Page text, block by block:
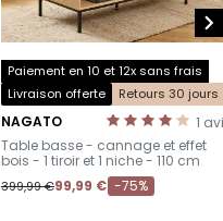
Paiement en 10 et 12x sans frais
Livraison offerte
Retours 30 jours
1
NAGATO
-
Table basse - cannage et effet
bois - 1 tiroir et 1 niche - 110 cm
399,99 €99,99 € -75%
